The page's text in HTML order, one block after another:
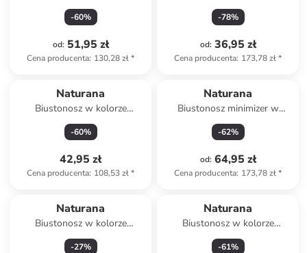
szarobrązowym
-60%
od: 51,95 zł
Cena producenta: 130,28 zł*
kolorze białym
-78%
od: 36,95 zł
Cena producenta: 173,78 zł*
Naturana
Biustonosz w kolorze
beżowym
-60%
42,95 zł
Cena producenta: 108,53 zł*
Naturana
Biustonosz minimizer w
kolorze czarnym
-62%
od: 64,95 zł
Cena producenta: 173,78 zł*
Naturana
Biustonosz w kolorze
błękitnym
-27%
Naturana
Biustonosz w kolorze
beżowym do karmienia
-61%